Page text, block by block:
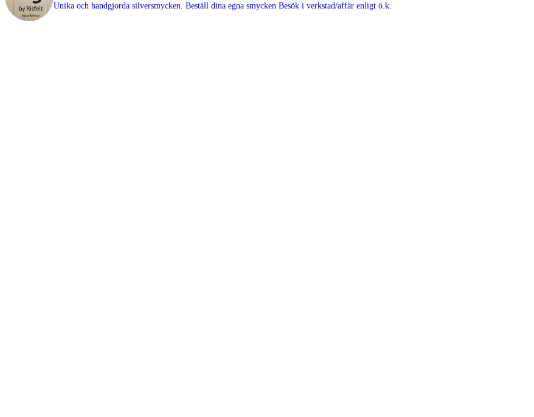
Unika och handgjorda silversmycken. Beställ dina egna smycken Besök i verkstad/affär enligt ö.k.